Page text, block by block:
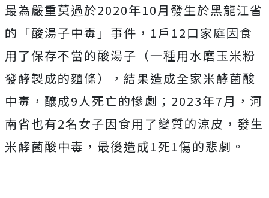
最為嚴重莫過於2020年10月發生於黑龍江省
的「酸湯子中毒」事件，1戶12口家庭因食
用了保存不當的酸湯子（一種用水磨玉米粉
發酵製成的麵條），結果造成全家米酵菌酸
中毒，釀成9人死亡的慘劇；2023年7月，河
南省也有2名女子因食用了變質的涼皮，發生
米酵菌酸中毒，最後造成1死1傷的悲劇。